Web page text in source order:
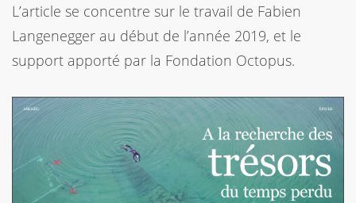
L’article se concentre sur le travail de Fabien
Langenegger au début de l’année 2019, et le
support apporté par la Fondation Octopus.